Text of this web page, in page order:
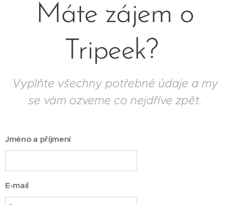
Máte zájem o
Tripeek?
Vyplňte všechny potřebné údaje a my
se vám ozveme co nejdříve zpět.
Jméno a příjmení
E-mail